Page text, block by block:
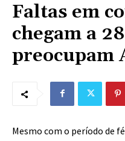
Faltas em
chegam a
preocupam
Mesmo com o período de